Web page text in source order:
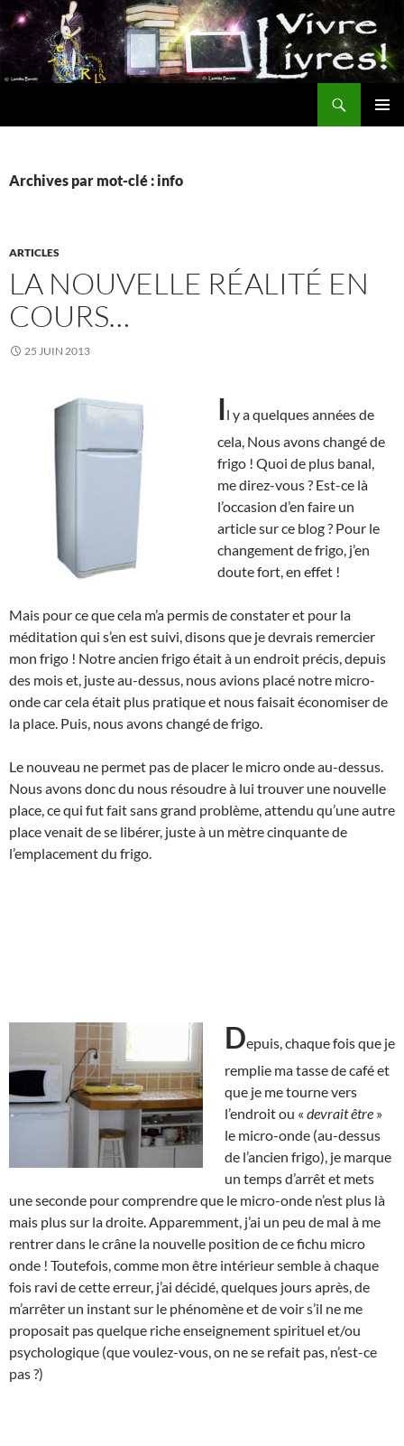
Aller
au
contenu
Archives par mot-clé : info
ARTICLES
LA NOUVELLE RÉALITÉ EN
COURS…
25 JUIN 2013
Il y a quelques années de
cela, Nous avons changé de
frigo ! Quoi de plus banal,
me direz-vous ? Est-ce là
l’occasion d’en faire un
article sur ce blog ? Pour le
changement de frigo, j’en
doute fort, en effet !
Mais pour ce que cela m’a permis de constater et pour la
méditation qui s’en est suivi, disons que je devrais remercier
mon frigo ! Notre ancien frigo était à un endroit précis, depuis
des mois et, juste au-dessus, nous avions placé notre micro-
onde car cela était plus pratique et nous faisait économiser de
la place. Puis, nous avons changé de frigo.
Le nouveau ne permet pas de placer le micro onde au-dessus.
Nous avons donc du nous résoudre à lui trouver une nouvelle
place, ce qui fut fait sans grand problème, attendu qu’une autre
place venait de se libérer, juste à un mètre cinquante de
l’emplacement du frigo.
Depuis, chaque fois que je
remplie ma tasse de café et
que je me tourne vers
l’endroit ou « devrait être »
le micro-onde (au-dessus
de l’ancien frigo), je marque
un temps d’arrêt et mets
une seconde pour comprendre que le micro-onde n’est plus là
mais plus sur la droite. Apparemment, j’ai un peu de mal à me
rentrer dans le crâne la nouvelle position de ce fichu micro
onde ! Toutefois, comme mon être intérieur semble à chaque
fois ravi de cette erreur, j’ai décidé, quelques jours après, de
m’arrêter un instant sur le phénomène et de voir s’il ne me
proposait pas quelque riche enseignement spirituel et/ou
psychologique (que voulez-vous, on ne se refait pas, n’est-ce
pas ?)